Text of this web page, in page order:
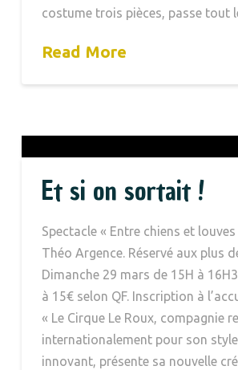
costume trois pièces, passe tout
Read More
Et si on sortait !
Spectacle « Entre chiens et
Théo Argence. Réservé aux plus
Dimanche 29 mars de 15H à
à 15€ selon QF. Inscription à
« Le Cirque Le Roux, compagnie
internationalement pour son
innovant, présente sa nouvelle